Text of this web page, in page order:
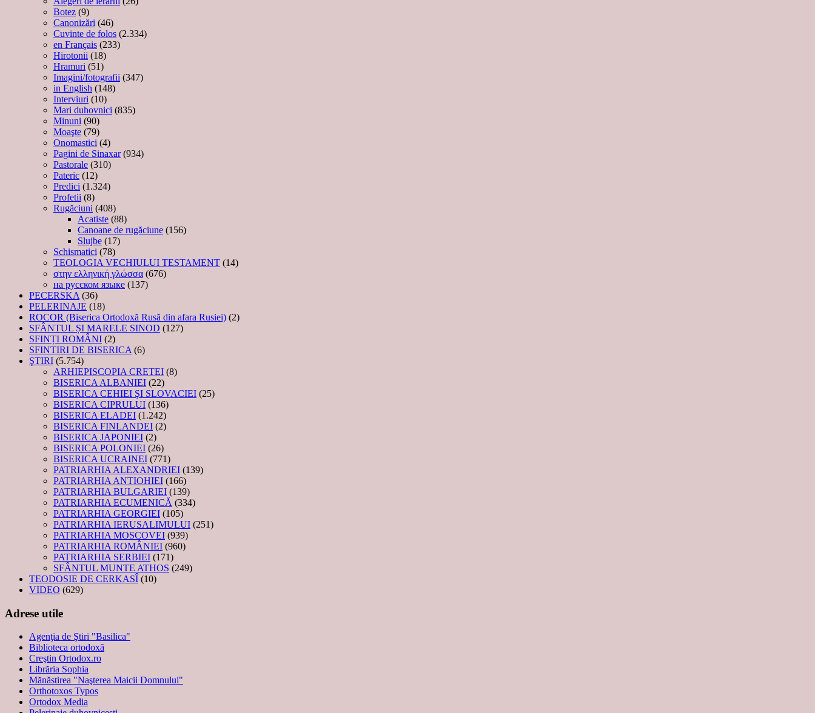
Botez (9)
Canonizări (46)
Cuvinte de folos (2.334)
en Français (233)
Hirotonii (18)
Hramuri (51)
Imagini/fotografii (347)
in English (148)
Interviuri (10)
Mari duhovnici (835)
Minuni (90)
Moaşte (79)
Onomastici (4)
Pagini de Sinaxar(934)
Pastorale (310)
Pateric (12)
Predici (1.324)
Profetii (8)
Rugăciuni (408)
Acatiste (88)
Canoane de rugăciune (156)
Slujbe (17)
Schismatici (78)
TEOLOGIA VECHIULUI TESTAMENT (14)
στην ελληνική γλώσσα (676)
на русском языке (137)
PECERSKA (36)
PELERINAJE (18)
ROCOR (Biserica Ortodoxă Rusă din afara Rusiei) (2)
SFÂNTUL ȘI MARELE SINOD (127)
SFINȚI ROMÂNI (2)
SFINTIRI DE BISERICA (6)
ŞTIRI (5.754)
ARHIEPISCOPIA CRETEI (8)
BISERICA ALBANIEI (22)
BISERICA CEHIEI ŞI SLOVACIEI (25)
BISERICA CIPRULUI (136)
BISERICA ELADEI (1.242)
BISERICA FINLANDEI (2)
BISERICA JAPONIEI (2)
BISERICA POLONIEI (26)
BISERICA UCRAINEI (771)
PATRIARHIA ALEXANDRIEI (139)
PATRIARHIA ANTIOHIEI (166)
PATRIARHIA BULGARIEI (139)
PATRIARHIA ECUMENICĂ (334)
PATRIARHIA GEORGIEI (105)
PATRIARHIA IERUSALIMULUI (251)
PATRIARHIA MOSCOVEI (939)
PATRIARHIA ROMÂNIEI (960)
PATRIARHIA SERBIEI (171)
SFÂNTUL MUNTE ATHOS (249)
TEODOSIE DE CERKASÎ (10)
VIDEO (629)
Adrese utile
Agenţia de Ştiri "Basilica"
Biblioteca ortodoxă
Creştin Ortodox.ro
Librăria Sophia
Mănăstirea "Naşterea Maicii Domnului"
Orthotoxos Typos
Ortodox Media